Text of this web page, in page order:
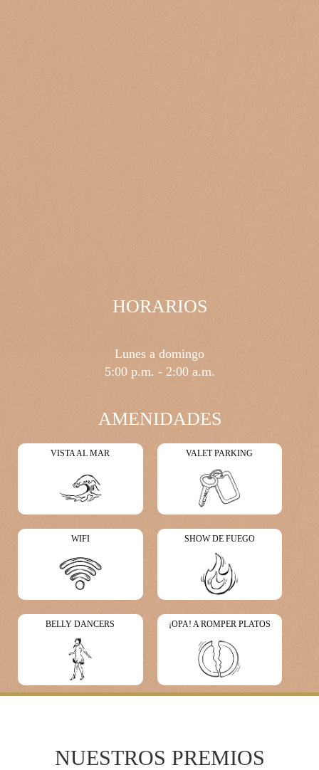
HORARIOS
Lunes a domingo
5:00 p.m. - 2:00 a.m.
AMENIDADES
VISTA AL MAR VALET PARKING
WIFI SHOW DE FUEGO
BELLY DANCERS ¡OPA! A ROMPER PLATOS
NUESTROS PREMIOS